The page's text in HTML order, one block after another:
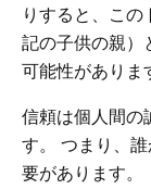
りすると、こ
記の子供の親）
可能性がありま
信頼は個人間の
す。 つまり、
要があります。